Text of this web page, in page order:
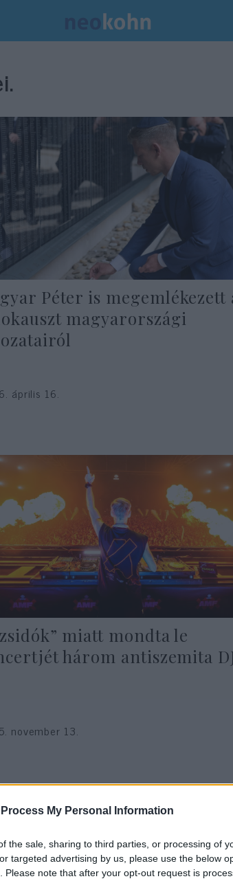
Process My Personal Information
the sale, sharing to third parties, or processing of
targeted advertising by us, please use the below
Please note that after your opt-out request is
Péter is megemlékezett
magyarországi
április 16.
miatt mondta le
három antiszemita
november 13.